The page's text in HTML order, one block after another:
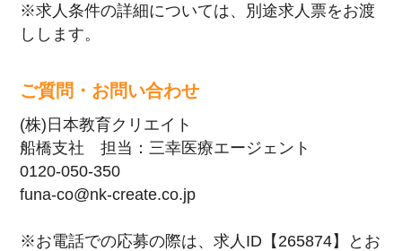
※求人条件の詳細については、別途求人票をお渡
しします。
ご質問・お問い合わせ
(株)日本教育クリエイト
船橋支社 担当：三幸医療エージェント
0120-050-350
funa-co@nk-create.co.jp
※お電話での応募の際は、求人ID【265874】とお